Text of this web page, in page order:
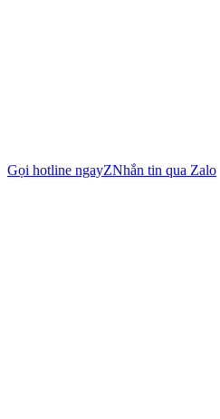
Gọi hotline ngayZNhắn tin qua Zalo